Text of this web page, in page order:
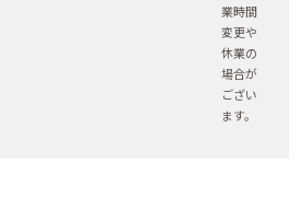
業時間
変更や
休業の
場合が
ござい
ます。